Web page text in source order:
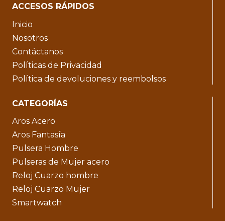
ACCESOS RÁPIDOS
Inicio
Nosotros
Contáctanos
Políticas de Privacidad
Política de devoluciones y reembolsos
CATEGORÍAS
Aros Acero
Aros Fantasía
Pulsera Hombre
Pulseras de Mujer acero
Reloj Cuarzo hombre
Reloj Cuarzo Mujer
Smartwatch